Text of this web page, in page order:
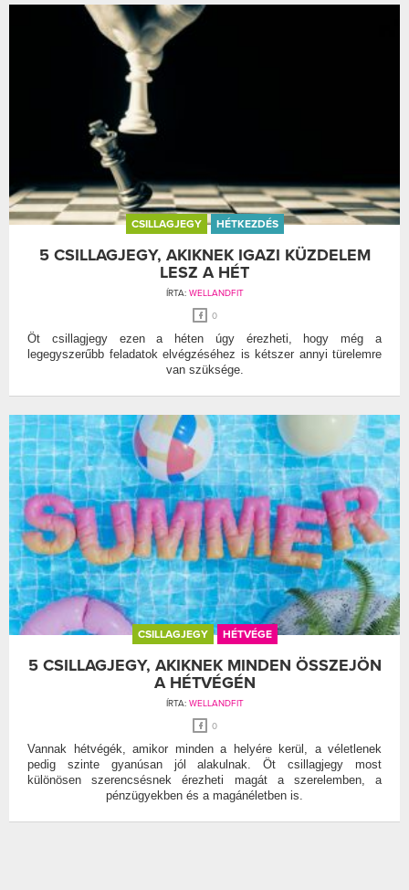
CSILLAGJEGY HÉTKEZDÉS
5 CSILLAGJEGY, AKIKNEK IGAZI KÜZDELEM
LESZ A HÉT
ÍRTA: WELLANDFIT
0
Öt csillagjegy ezen a héten úgy érezheti, hogy még a
legegyszerűbb feladatok elvégzéséhez is kétszer annyi türelemre
van szüksége.
CSILLAGJEGY HÉTVÉGE
5 CSILLAGJEGY, AKIKNEK MINDEN ÖSSZEJÖN
A HÉTVÉGÉN
ÍRTA: WELLANDFIT
0
Vannak hétvégék, amikor minden a helyére kerül, a véletlenek
pedig szinte gyanúsan jól alakulnak. Öt csillagjegy most
különösen szerencsésnek érezheti magát a szerelemben, a
pénzügyekben és a magánéletben is.